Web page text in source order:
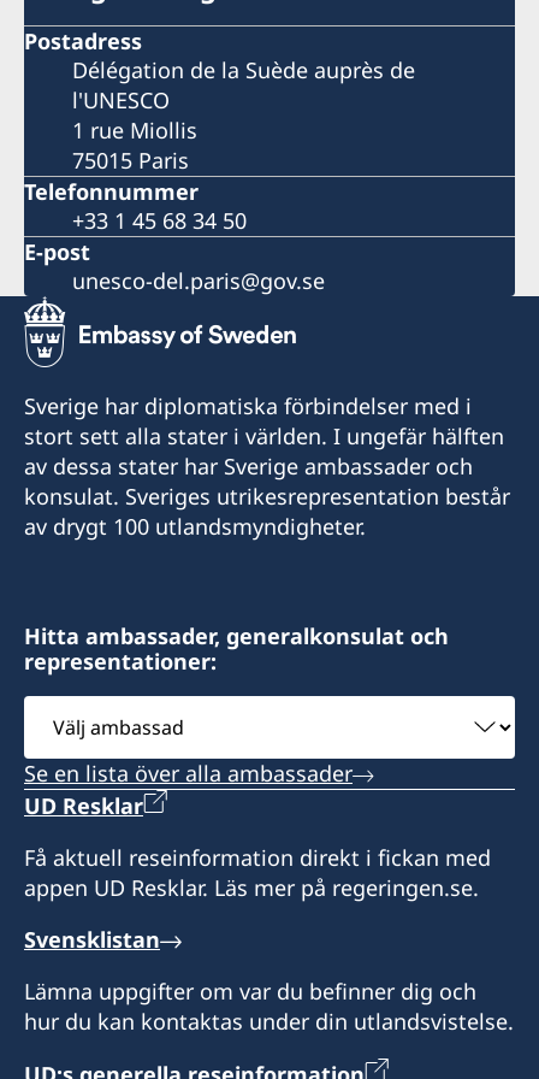
Postadress
Délégation de la Suède auprès de
l'UNESCO
1 rue Miollis
75015 Paris
Telefonnummer
+33 1 45 68 34 50
E-post
unesco-del.paris@gov.se
Sverige har diplomatiska förbindelser med i
stort sett alla stater i världen. I ungefär hälften
av dessa stater har Sverige ambassader och
konsulat. Sveriges utrikesrepresentation består
av drygt 100 utlandsmyndigheter.
Hitta ambassader, generalkonsulat och
representationer:
Välj
ambassad
Se en lista över alla ambassader
UD Resklar
Få aktuell reseinformation direkt i fickan med
appen UD Resklar. Läs mer på regeringen.se.
Svensklistan
Lämna uppgifter om var du befinner dig och
hur du kan kontaktas under din utlandsvistelse.